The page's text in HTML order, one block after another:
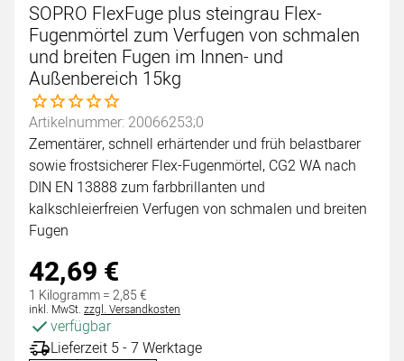
SOPRO FlexFuge plus steingrau Flex-
Fugenmörtel zum Verfugen von schmalen
und breiten Fugen im Innen- und
Außenbereich 15kg
Noch keine Bewertungen abgegeben
Artikelnummer: 20066253;0
Zementärer, schnell erhärtender und früh belastbarer
sowie frostsicherer Flex-Fugenmörtel, CG2 WA nach
DIN EN 13888 zum farbbrillanten und
kalkschleierfreien Verfugen von schmalen und breiten
Fugen
42,69 €
1 Kilogramm =2,85€
Steuerhinweis:
inkl. MwSt. zzgl. Versandkosten
verfügbar
Lieferzeit 5 - 7 Werktage